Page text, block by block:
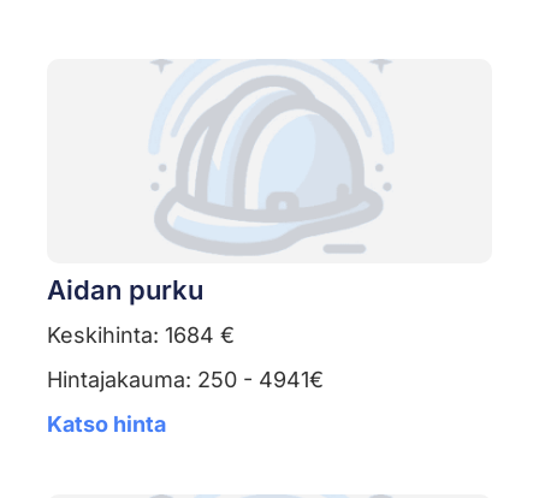
Aidan purku
Keskihinta: 1684 €
Hintajakauma: 250 - 4941€
Katso hinta